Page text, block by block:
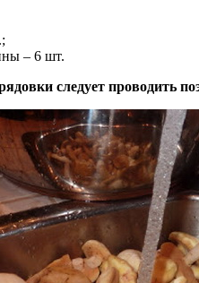
– 6 шт.
следует проводить